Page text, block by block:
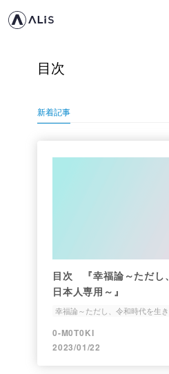
目次
新着記事
目次 『幸福論～ただし
日本人専用～』
幸福論～ただし、令和時代を生
0-M0T0KI
2023/01/22